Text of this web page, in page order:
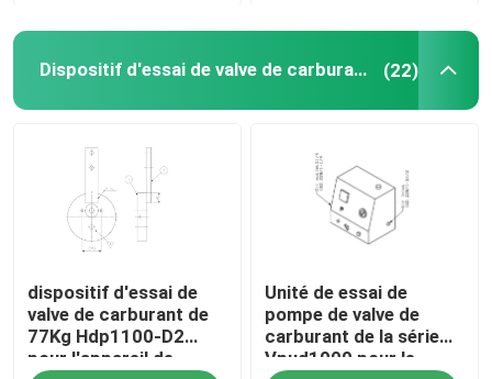
Outils de séparateur de bride
Éléments hydrauliques
Outil de détecteur de gaz
2 pièces de moteur diesel de course
Dispositif d'essai de valve de carburant (22)
dispositif d'essai de
valve de carburant de
77Kg Hdp1100-D2
pour l'appareil de
Unité de essai de
pompe de valve de
carburant de la série
Vpud1000 pour le